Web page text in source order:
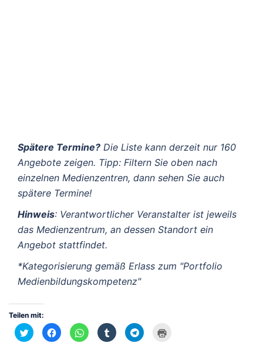
Spätere Termine? Die Liste kann derzeit nur 160
Angebote zeigen. Tipp: Filtern Sie oben nach
einzelnen Medienzentren, dann sehen Sie auch
spätere Termine!
Hinweis: Verantwortlicher Veranstalter ist jeweils
das Medienzentrum, an dessen Standort ein
Angebot stattfindet.
*Kategorisierung gemäß Erlass zum "Portfolio
Medienbildungskompetenz"
Teilen mit:
Klick,
um
Klick,
um
Klicken,
um
Klick,
um
Klicken,
um